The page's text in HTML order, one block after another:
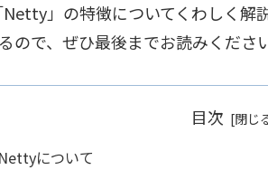
」の特徴についてくわしく解説
で、ぜひ最後までお読みくださ
目次
Nettyについて